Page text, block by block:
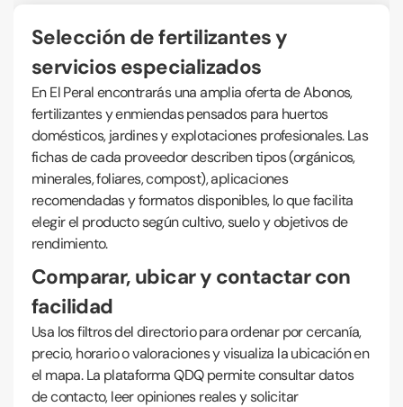
Selección de fertilizantes y
servicios especializados
En El Peral encontrarás una amplia oferta de Abonos,
fertilizantes y enmiendas pensados para huertos
domésticos, jardines y explotaciones profesionales. Las
fichas de cada proveedor describen tipos (orgánicos,
minerales, foliares, compost), aplicaciones
recomendadas y formatos disponibles, lo que facilita
elegir el producto según cultivo, suelo y objetivos de
rendimiento.
Comparar, ubicar y contactar con
facilidad
Usa los filtros del directorio para ordenar por cercanía,
precio, horario o valoraciones y visualiza la ubicación en
el mapa. La plataforma QDQ permite consultar datos
de contacto, leer opiniones reales y solicitar